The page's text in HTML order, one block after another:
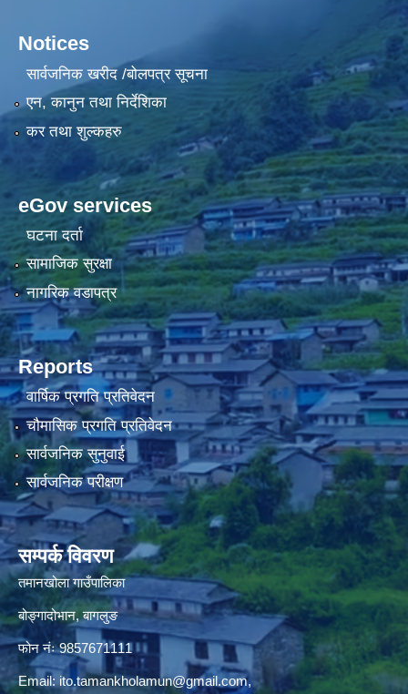
Notices
सार्वजनिक खरीद /बोलपत्र सूचना
एन, कानुन तथा निर्देशिका
कर तथा शुल्कहरु
eGov services
घटना दर्ता
सामाजिक सुरक्षा
नागरिक वडापत्र
Reports
वार्षिक प्रगति प्रतिवेदन
चौमासिक प्रगति प्रतिवेदन
सार्वजनिक सुनुवाई
सार्वजनिक परीक्षण
सम्पर्क विवरण
तमानखोला गाउँपालिका
बोङ्गादोभान, बागलुङ
फोन नंः 9857671111
Email: ito.tamankholamun@gmail.com,